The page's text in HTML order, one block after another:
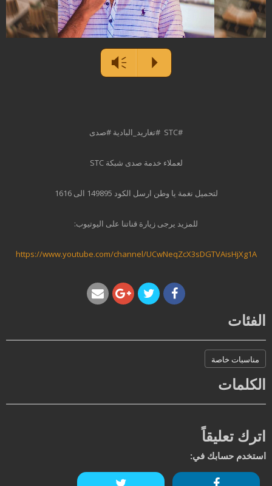
مشغل
الصوت
Vm P
#STC #تغاريد_البادية #صدى
لعملاء خدمة صدى شبكة STC
لتحميل نغمة يا وطن ارسل الكود 149895 الى 1616
للمزيد يرجى زيارة قناتنا على اليوتيوب:
https://www.youtube.com/channel/UCwNeqZcX3sDGTVAisHjXg1A
الفئات
مناسبات خاصة
الكلمات
اترك تعليقاً
استخدم حسابك في: